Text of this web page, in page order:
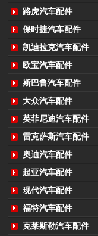
路虎汽车配件
保时捷汽车配件
凯迪拉克汽车配件
欧宝汽车配件
斯巴鲁汽车配件
大众汽车配件
英菲尼迪汽车配件
雷克萨斯汽车配件
奥迪汽车配件
起亚汽车配件
现代汽车配件
福特汽车配件
克莱斯勒汽车配件